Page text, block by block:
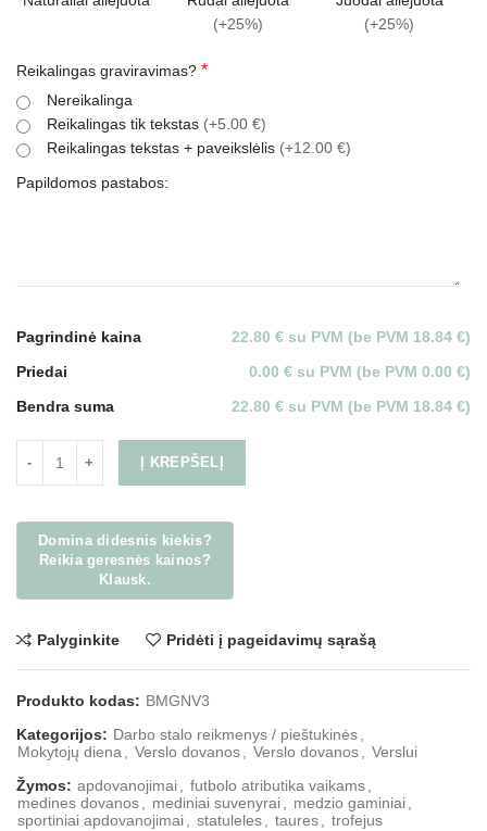
(+25%)
(+25%)
Reikalingas graviravimas? *
Nereikalinga
Reikalingas tik tekstas (+5.00 €)
Reikalingas tekstas + paveikslėlis (+12.00 €)
Papildomos pastabos:
Pagrindinė kaina
22.80 € su PVM (be PVM 18.84 €)
Priedai
0.00 € su PVM (be PVM 0.00 €)
Bendra suma
22.80 € su PVM (be PVM 18.84 €)
Į KREPŠELĮ
Palyginkite Pridėti į pageidavimų sąrašą
Produkto kodas: BMGNV3
Kategorijos: Darbo stalo reikmenys / pieštukinės
Mokytojų diena
Verslo dovanos Verslo dovanos
Verslui
Žymos: apdovanojimai futbolo atributika vaikams
medines dovanos
mediniai suvenyrai medzio gaminiai
sportiniai apdovanojimai
statuleles taures trofejus